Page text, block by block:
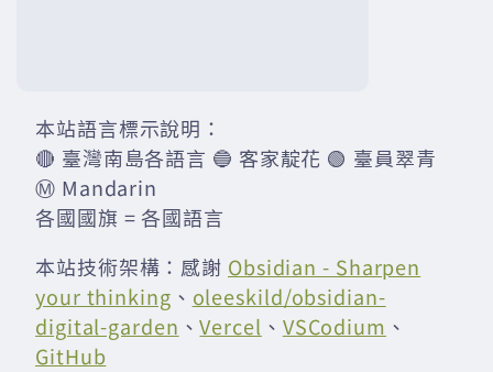
本站語言標示說明：
🔴 臺灣南島各語言 🔵 客家靛花 🟢 臺員翠青
Ⓜ️ Mandarin
各國國旗 = 各國語言
本站技術架構：感謝 Obsidian - Sharpen
your thinking 、 oleeskild/obsidian-
digital-garden 、Vercel 、 VSCodium 、
GitHub